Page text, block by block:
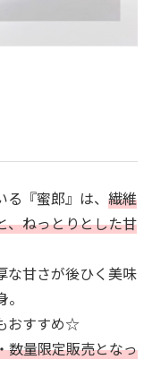
『蜜郎』は、 繊維
、ねっとりとした甘
な甘さが後ひく美味
おすすめ☆
数量限定販売となっ